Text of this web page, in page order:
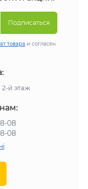
Подписаться
товара и согласен
2-й этаж
08
08